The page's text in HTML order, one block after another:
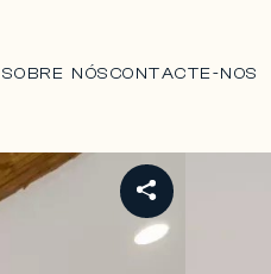
SOBRE NÓSCONTACTE-NOS